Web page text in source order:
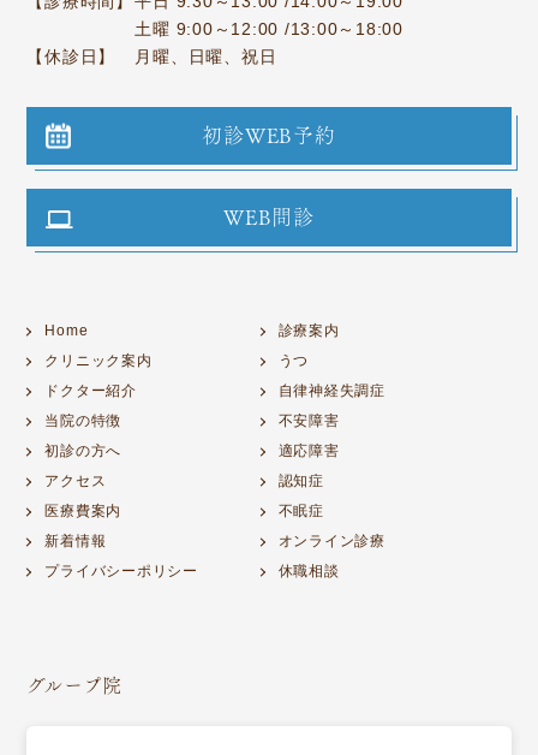
土曜 9:00～12:00 /13:00～18:00
【休診日】
月曜、日曜、祝日
初診WEB予約
WEB問診
Home
クリニック案内
ドクター紹介
当院の特徴
初診の方へ
アクセス
医療費案内
新着情報
プライバシーポリシー
診療案内
うつ
自律神経失調症
不安障害
適応障害
認知症
不眠症
オンライン診療
休職相談
グループ院